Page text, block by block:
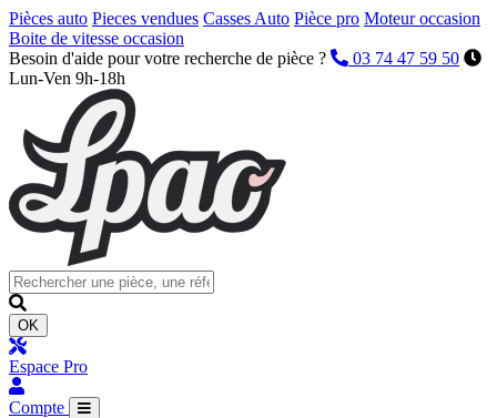
Pièces auto Pieces vendues Casses Auto Pièce pro Moteur occasion
Boite de vitesse occasion
Besoin d'aide pour votre recherche de pièce ?
03 74 47 59 50
Lun-Ven 9h-18h
OK
Espace Pro
Compte